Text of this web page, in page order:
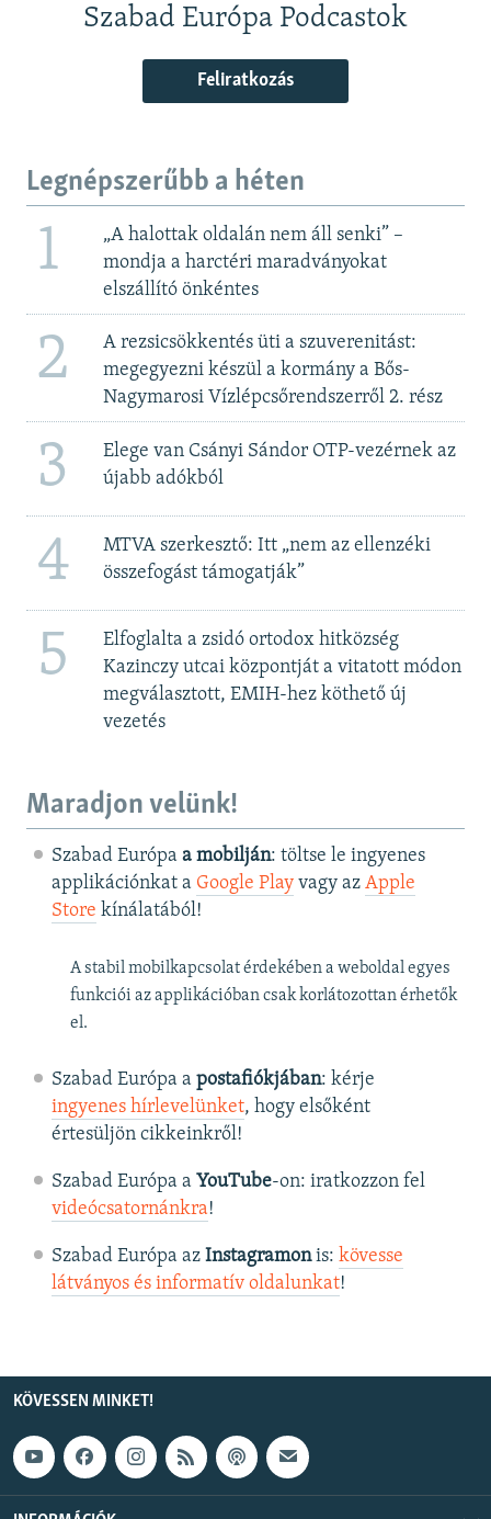
Szabad Európa Podcastok
Feliratkozás
Legnépszerűbb a héten
1
„A halottak oldalán nem áll senki” –
mondja a harctéri maradványokat
elszállító önkéntes
2
A rezsicsökkentés üti a szuverenitást:
megegyezni készül a kormány a Bős-
Nagymarosi Vízlépcsőrendszerről 2. rész
3
Elege van Csányi Sándor OTP-vezérnek az
újabb adókból
4
MTVA szerkesztő: Itt „nem az ellenzéki
összefogást támogatják”
5
Elfoglalta a zsidó ortodox hitközség
Kazinczy utcai központját a vitatott módon
megválasztott, EMIH-hez köthető új
vezetés
Maradjon velünk!
Szabad Európa a mobilján: töltse le ingyenes
applikációnkat a Google Playvagy az Apple
Store kínálatából!
A stabil mobilkapcsolat érdekében a weboldal egyes
funkciói az applikációban csak korlátozottan érhetők
el.
Szabad Európa a postafiókjában: kérje
ingyenes hírlevelünket, hogy elsőként
értesüljön cikkeinkről!
Szabad Európa a YouTube-on: iratkozzon fel
videócsatornánkra!
Szabad Európa az Instagramonis: kövesse
látványos és informatív oldalunkat! ​
KÖVESSEN MINKET!